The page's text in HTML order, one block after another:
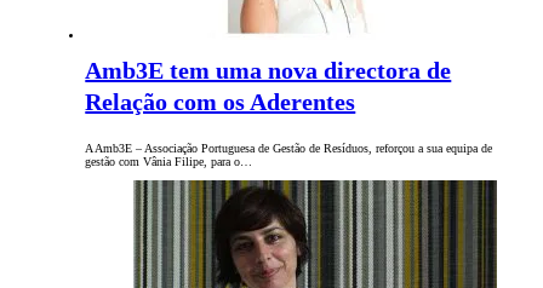
Amb3E tem uma nova directora de
Relação com os Aderentes
A Amb3E – Associação Portuguesa de Gestão de Resíduos, reforçou a sua equipa de
gestão com Vânia Filipe, para o…